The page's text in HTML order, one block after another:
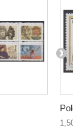
1,50 €